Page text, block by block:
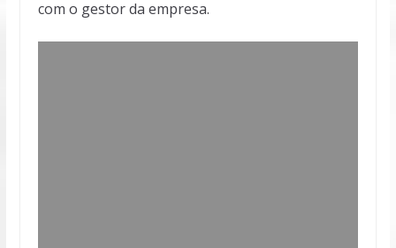
com o gestor da empresa.